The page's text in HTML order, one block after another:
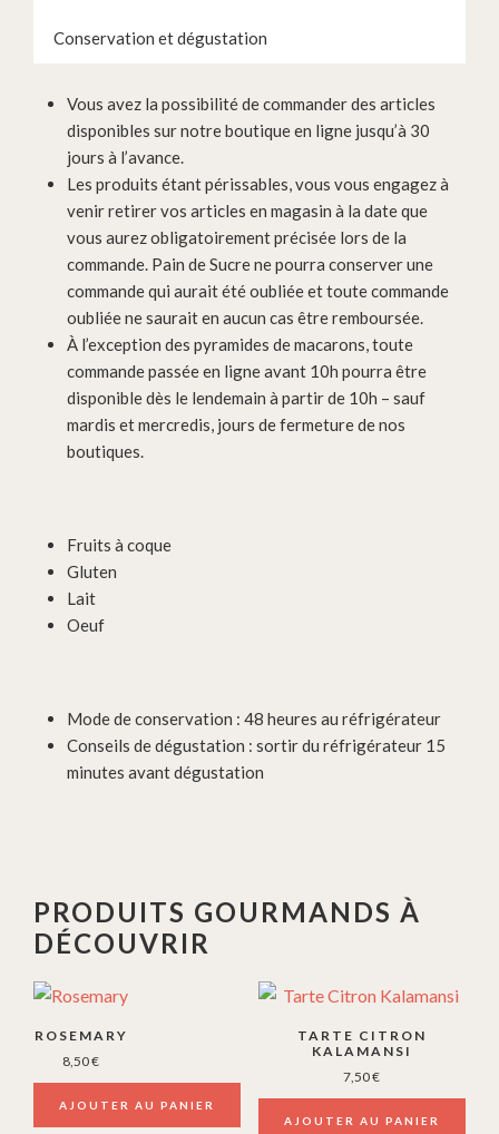
Conservation et dégustation
Vous avez la possibilité de commander des articles
disponibles sur notre boutique en ligne jusqu’à 30
jours à l’avance.
Les produits étant périssables, vous vous engagez à
venir retirer vos articles en magasin à la date que
vous aurez obligatoirement précisée lors de la
commande. Pain de Sucre ne pourra conserver une
commande qui aurait été oubliée et toute commande
oubliée ne saurait en aucun cas être remboursée.
À l’exception des pyramides de macarons, toute
commande passée en ligne avant 10h pourra être
disponible dès le lendemain à partir de 10h – sauf
mardis et mercredis, jours de fermeture de nos
boutiques.
Fruits à coque
Gluten
Lait
Oeuf
Mode de conservation : 48 heures au réfrigérateur
Conseils de dégustation : sortir du réfrigérateur 15
minutes avant dégustation
PRODUITS GOURMANDS À
DÉCOUVRIR
ROSEMARY
8,50€
AJOUTER AU PANIER
TARTE CITRON
KALAMANSI
7,50€
AJOUTER AU PANIER